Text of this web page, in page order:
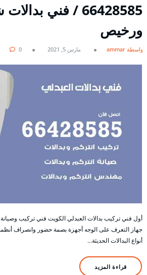
66428585 / فني
ورخيص
بواسطة ammar مارس 5, 2021 0
أول فني تركيب بدالات العبدلي الكويت فني تركيب وصيانة
جهاز التعرف على الوجه أجهزة بصمة حضور وانصراف
أنواع البدالات الحديثة…
قراءة المزيد